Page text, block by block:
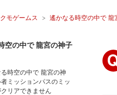
モゲームス 遙かなる時空の中で 龍
空の中で 龍宮の神子
る時空の中で 龍宮の神
ミッションパスのミッ
リアできません